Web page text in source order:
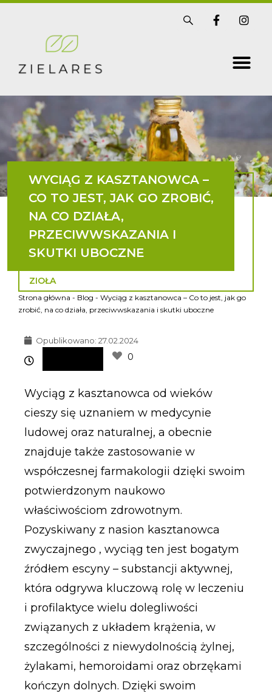
S
i
F
a
I
n
a
g
WYCIĄG Z KASZTANOWCA –
CO TO JEST, JAK GO ZROBIĆ,
NA CO DZIAŁA,
PRZECIWWSKAZANIA I
SKUTKI UBOCZNE
ZIOŁA
Strona główna - Blog - Wyciąg z kasztanowca – Co to jest, jak go
zrobić, na co działa, przeciwwskazania i skutki uboczne
Opublikowano: 27.02.2024
0
Wyciąg z kasztanowca od wieków
cieszy się uznaniem w medycynie
ludowej oraz naturalnej, a obecnie
znajduje także zastosowanie w
współczesnej farmakologii dzięki swoim
potwierdzonym naukowo
właściwościom zdrowotnym.
Pozyskiwany z nasion kasztanowca
zwyczajnego , wyciąg ten jest bogatym
źródłem escyny – substancji aktywnej,
która odgrywa kluczową rolę w leczeniu
i profilaktyce wielu dolegliwości
związanych z układem krążenia, w
szczególności z niewydolnością żylnej,
żylakami, hemoroidami oraz obrzękami
kończyn dolnych. Dzięki swoim